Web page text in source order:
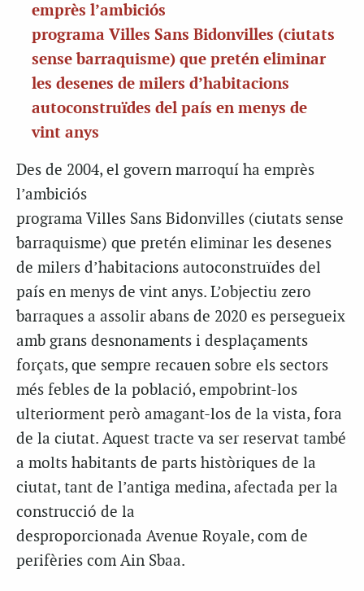
emprès l’ambiciós
programa Villes Sans Bidonvilles (ciutats
sense barraquisme) que pretén eliminar
les desenes de milers d’habitacions
autoconstruïdes del país en menys de
vint anys
Des de 2004, el govern marroquí ha emprès
l’ambiciós
programa Villes Sans Bidonvilles (ciutats sense
barraquisme) que pretén eliminar les desenes
de milers d’habitacions autoconstruïdes del
país en menys de vint anys. L’objectiu zero
barraques a assolir abans de 2020 es persegueix
amb grans desnonaments i desplaçaments
forçats, que sempre recauen sobre els sectors
més febles de la població, empobrint-los
ulteriorment però amagant-los de la vista, fora
de la ciutat. Aquest tracte va ser reservat també
a molts habitants de parts històriques de la
ciutat, tant de l’antiga medina, afectada per la
construcció de la
desproporcionada Avenue Royale, com de
perifèries com Ain Sbaa.